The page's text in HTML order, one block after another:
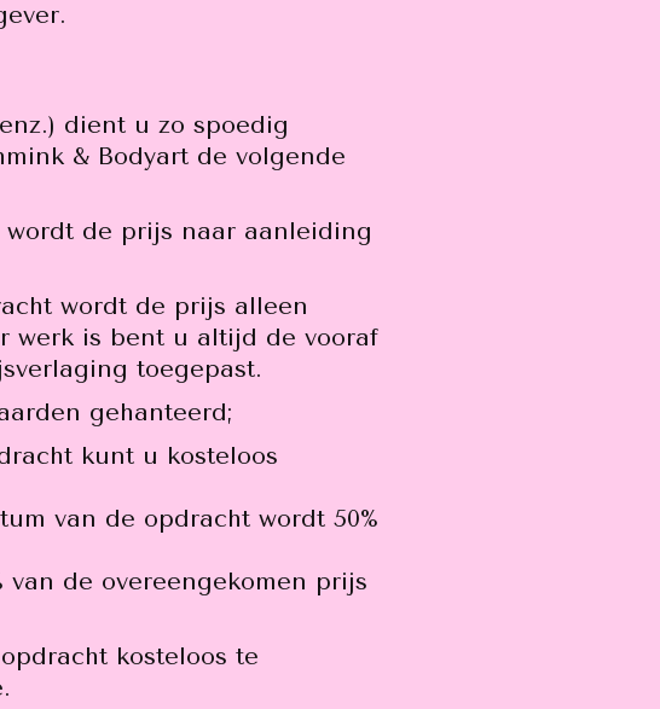
dient u zo spoedig
& Bodyart de volgende
de prijs naar aanleiding
wordt de prijs alleen
werk is bent u altijd de vooraf
toegepast.
gehanteerd;
kunt u kosteloos
van de opdracht wordt 50%
de overeengekomen prijs
kosteloos te